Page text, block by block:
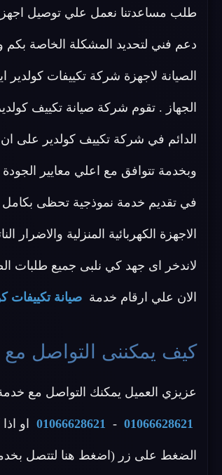
طلب مساعدتنا نعمل علي توصيل
دعم فني لتحديد المشكلة الخاصة
الصيانة لاجهزة شركة تكييفات
الجهاز . تقوم شركة صيانة تكييف
الدائم في شركة تكييف كولدير على
وبخدمة تتوافق مع اعلي معايير
في تقديم خدمة نموذجية تحظى بكامل
الاجهزة الكهربائية المنزلية
لاندخر اى جهد كي نلبى جميع طلبات
الان علي ارقام خدمة صيانة تكييفات
كيف يمكننى التواصل مع
عزيزي العميل يمكنك التواصل مع خدمة
01066628621
-
01066628621 او
الضغط على زر (اضغط هنا لتتصل